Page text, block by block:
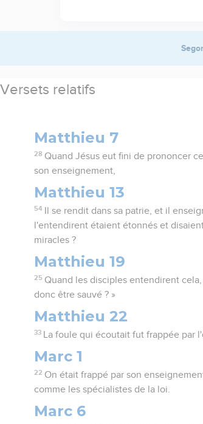
Versets relatifs
Matthieu 7
28 Quand Jésus eut fini de prononcer
son enseignement,
Matthieu 13
54
Il se rendit dans sa patrie, et il
l'entendirent étaient étonnés et
miracles ?
Matthieu 19
25 Quand les disciples entendirent
donc être sauvé ? »
Matthieu 22
33 La foule qui écoutait fut frappée par
Marc 1
22 On était frappé par son
comme les spécialistes de la loi.
Marc 6